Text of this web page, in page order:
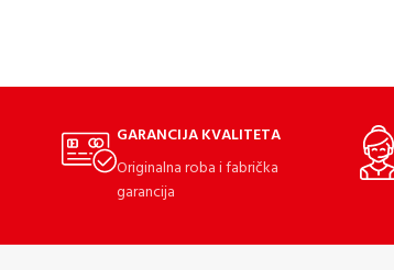
GARANCIJA KVALITETA
Originalna roba i fabrička
garancija